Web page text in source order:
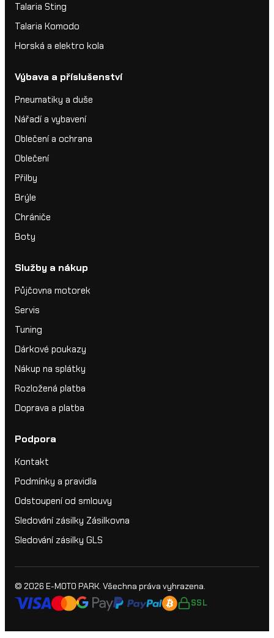
Talaria Sting
Talaria Komodo
Horská a elektro kola
Výbava a příslušenství
Pneumatiky a duše
Nářadí a vybavení
Oblečení a ochrana
Oblečení
Přilby
Brýle
Chrániče
Boty
Služby a nákup
Půjčovna motorek
Servis
Tuning
Dárkové poukazy
Nákup na splátky
Rozložená platba
Doprava a platba
Podpora
Kontakt
Podmínky a pravidla
Odstoupení od smlouvy
Sledování zásilky Zásilkovna
Sledování zásilky GLS
© 2026 E-MOTO PARK. Všechna práva vyhrazena.
SSL